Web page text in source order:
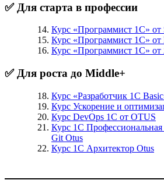
✅ Для старта в профессии
Курс «Программист 1С» от
Курс «Программист 1С» от
Курс «Программист 1С»
✅ Для роста до Middle+
Курс «Разработчик 1С
Курс Ускорение и
Курс DevOps 1С от OTUS
Курс 1С
Git Otus
Курс 1С Архитектор Otus